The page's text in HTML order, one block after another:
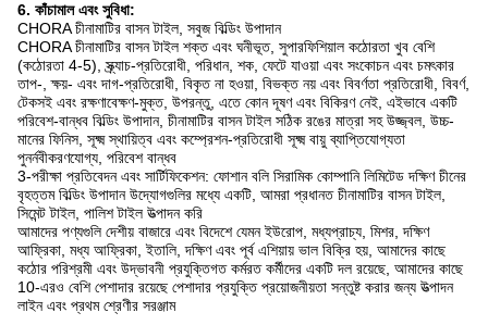
6. কাঁচামাল এবং সুবিধা:
CHORA চীনামাটির বাসন টাইল, সবুজ বিল্ডিং উপাদান
CHORA চীনামাটির বাসন টাইল শক্ত এবং ঘনীভূত, সুপারফিশিয়াল কঠোরতা খুব বেশি
(কঠোরতা 4-5), স্ক্র্যাচ-প্রতিরোধী, পরিধান, শক, ফেটে যাওয়া এবং সংকোচন এবং চমৎকার
তাপ-, ক্ষয়- এবং দাগ-প্রতিরোধী, বিকৃত না হওয়া, বিভক্ত নয় এবং বিবর্ণতা প্রতিরোধী, বিবর্ণ,
টেকসই এবং রক্ষণাবেক্ষণ-মুক্ত, উপরন্তু, এতে কোন দূষণ এবং বিকিরণ নেই, এইভাবে একটি
পরিবেশ-বান্ধব বিল্ডিং উপাদান, চীনামাটির বাসন টাইল সঠিক রঙের মাত্রা সহ উজ্জ্বল, উচ্চ-
মানের ফিনিস, সূক্ষ্ম স্থায়িত্ব এবং কম্প্রেশন-প্রতিরোধী সূক্ষ্ম বায়ু ব্যাপ্তিযোগ্যতা
পুনর্নবীকরণযোগ্য, পরিবেশ বান্ধব
3-পরীক্ষা প্রতিবেদন এবং সার্টিফিকেশন: ফোশান বলি সিরামিক কোম্পানি লিমিটেড দক্ষিণ চীনের
বৃহত্তম বিল্ডিং উপাদান উদ্যোগগুলির মধ্যে একটি, আমরা প্রধানত চীনামাটির বাসন টাইল,
সিমেন্ট টাইল, পালিশ টাইল উত্পাদন করি
আমাদের পণ্যগুলি দেশীয় বাজারে এবং বিদেশে যেমন ইউরোপ, মধ্যপ্রাচ্য, মিশর, দক্ষিণ
আফ্রিকা, মধ্য আফ্রিকা, ইতালি, দক্ষিণ এবং পূর্ব এশিয়ায় ভাল বিক্রি হয়, আমাদের কাছে
কঠোর পরিশ্রমী এবং উদ্ভাবনী প্রযুক্তিগত কর্মরত কর্মীদের একটি দল রয়েছে, আমাদের কাছে
10-এরও বেশি পেশাদার রয়েছে পেশাদার প্রযুক্তি প্রয়োজনীয়তা সন্তুষ্ট করার জন্য উত্পাদন
লাইন এবং প্রথম শ্রেণীর সরঞ্জাম